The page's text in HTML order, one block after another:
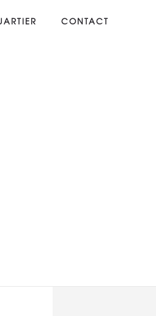
CONTACT